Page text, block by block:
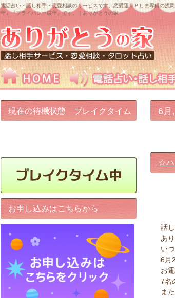
電話占い・話し相手・恋愛相談のサービスです。恋愛運ＵＰしま専科の
守』『プライバシー厳守』です。｜ありがとうの家
6月
☆ハ
話
あ
い
6月
お
7名
ま
現在の待機状態 ブレイクタイム
お申し込みはこちらから